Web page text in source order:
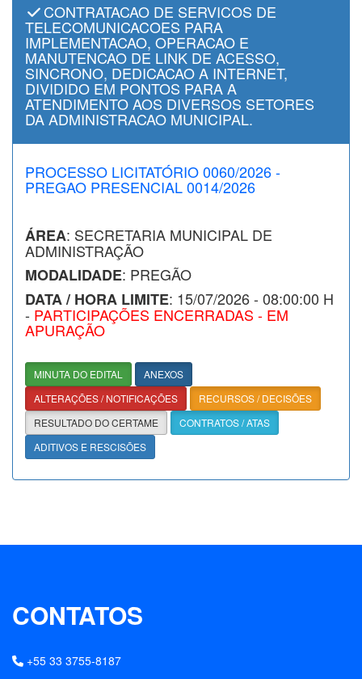
CONTRATACAO DE SERVICOS DE
TELECOMUNICACOES PARA
IMPLEMENTACAO, OPERACAO E
MANUTENCAO DE LINK DE ACESSO,
SINCRONO, DEDICACAO A INTERNET,
DIVIDIDO EM PONTOS PARA A
ATENDIMENTO AOS DIVERSOS SETORES
DA ADMINISTRACAO MUNICIPAL.
PROCESSO LICITATÓRIO 0060/2026 -
PREGAO PRESENCIAL 0014/2026
ÁREA: SECRETARIA MUNICIPAL DE
ADMINISTRAÇÃO
MODALIDADE: PREGÃO
DATA / HORA LIMITE: 15/07/2026 - 08:00:00 H
- PARTICIPAÇÕES ENCERRADAS - EM
APURAÇÃO
MINUTA DO EDITAL
ANEXOS
ALTERAÇÕES / NOTIFICAÇÕES
RECURSOS / DECISÕES
RESULTADO DO CERTAME
CONTRATOS / ATAS
ADITIVOS E RESCISÕES
CONTATOS
+55 33 3755-8187